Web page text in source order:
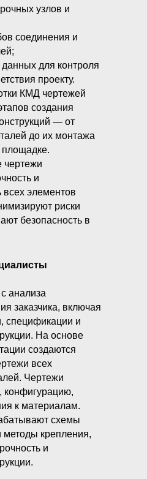
узлов и
соединения и
для контроля
проекту.
КМД чертежей
создания
— от
до их монтажа
площадке.
чертежи
и
всех элементов
риски
безопасность в
анализа
заказчика, включая
спецификации и
На основе
создаются
всех
Чертежи
конфигурацию,
к материалам.
схемы
методы крепления,
и